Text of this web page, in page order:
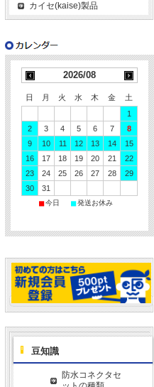
カイセ(kaise)製品
2026/08
日 月 火 水 木 金
土
1
2
3 4 5 6 7
8
9
10 11 12 13 14
15
16
17 18 19 20 21
22
23
24 25 26 27 28
29
30
31
■今日 ■発送お休み
豆知識
防水コネクタセ